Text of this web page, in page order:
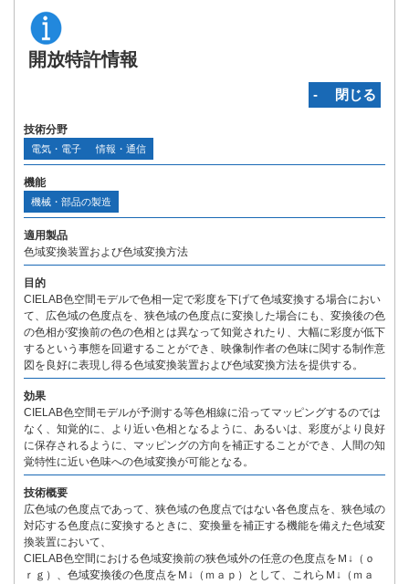
開放特許情報
‐ 閉じる
技術分野
電気・電子 情報・通信
機能
機械・部品の製造
適用製品
色域変換装置および色域変換方法
目的
CIELAB色空間モデルで色相一定で彩度を下げて色域変換する場合におい
て、広色域の色度点を、狭色域の色度点に変換した場合にも、変換後の色
の色相が変換前の色の色相とは異なって知覚されたり、大幅に彩度が低下
するという事態を回避することができ、映像制作者の色味に関する制作意
図を良好に表現し得る色域変換装置および色域変換方法を提供する。
効果
CIELAB色空間モデルが予測する等色相線に沿ってマッピングするのでは
なく、知覚的に、より近い色相となるように、あるいは、彩度がより良好
に保存されるように、マッピングの方向を補正することができ、人間の知
覚特性に近い色味への色域変換が可能となる。
技術概要
広色域の色度点であって、狭色域の色度点ではない各色度点を、狭色域の
対応する色度点に変換するときに、変換量を補正する機能を備えた色域変
換装置において、
CIELAB色空間における色域変換前の狭色域外の任意の色度点をＭ↓（ｏ
ｒｇ）、色域変換後の色度点をＭ↓（ｍａｐ）として、これらＭ↓（ｍａ